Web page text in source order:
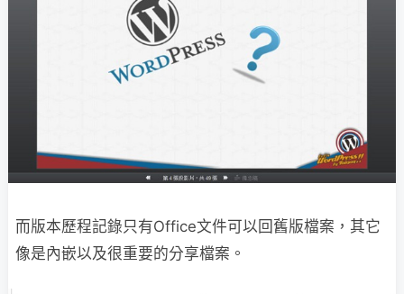
而版本歷程記錄只有Office文件可以回舊版檔案，其它
像是內嵌以及很重要的分享檔案。